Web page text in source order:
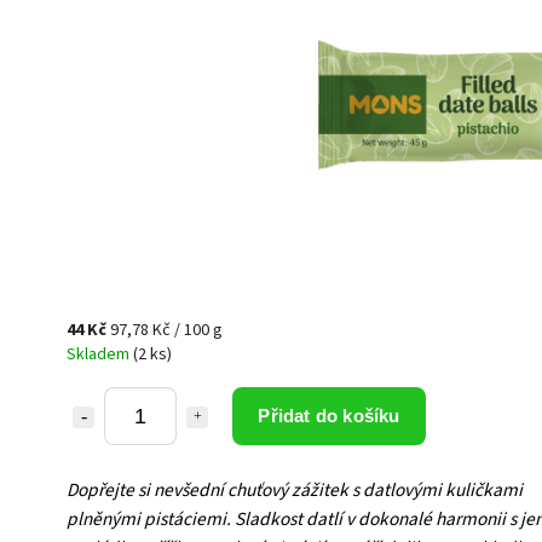
44 Kč97,78 Kč / 100 g
Skladem (2 ks)
Přidat do košíku
Dopřejte si nevšední chuťový zážitek s datlovými kuličkami
plněnými pistáciemi. Sladkost datlí v dokonalé harmonii s